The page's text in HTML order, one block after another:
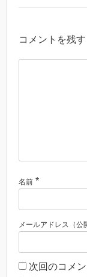
コメントを残す
名前 *
メールアドレス（公
次回のコメ